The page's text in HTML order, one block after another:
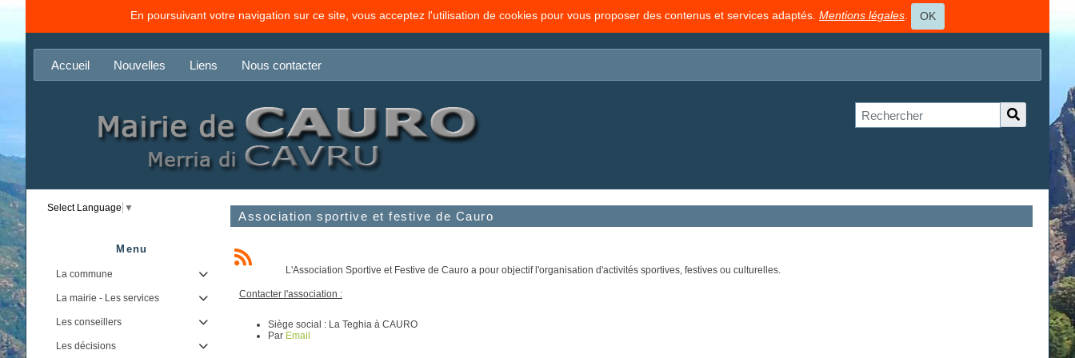
En poursuivant votre navigation sur ce site, vous acceptez l'utilisation de cookies pour vous proposer des contenus et services adaptés. Mentions légales. OK
Accueil Nouvelles Liens Nous contacter
Select Language ▼
Menu
La commune 
La mairie - Les services 
Les conseillers 
Les décisions 
Association sportive et festive de Cauro
L'Association Sportive et Festive de Cauro a pour objectif l'organisation d'activités sportives, festives ou culturelles.
Contacter l'association :
Siège social : La Teghia à CAURO
Par Email